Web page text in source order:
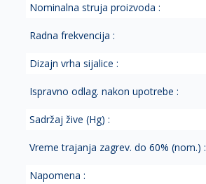
Nominalna struja proizvoda :
Radna frekvencija :
Dizajn vrha sijalice :
Ispravno odlag. nakon upotrebe :
Sadržaj žive (Hg) :
Vreme trajanja zagrev. do 60% (nom.) :
Napomena :